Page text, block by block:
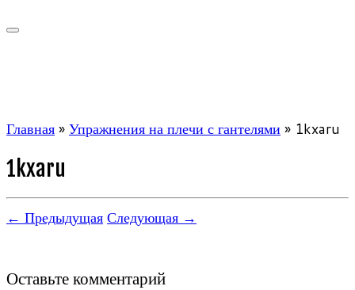
Главная»Упражнения на плечи с гантелями » 1kxaru
1kxaru
← ПредыдущаяСледующая →
Оставьте комментарий